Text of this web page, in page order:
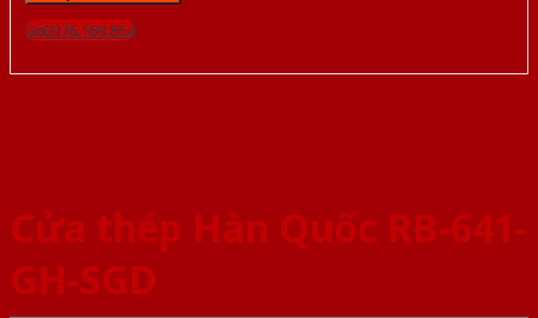
Gọi 0976.169.864
Cửa thép Hàn Quốc RB-641-
GH-SGD